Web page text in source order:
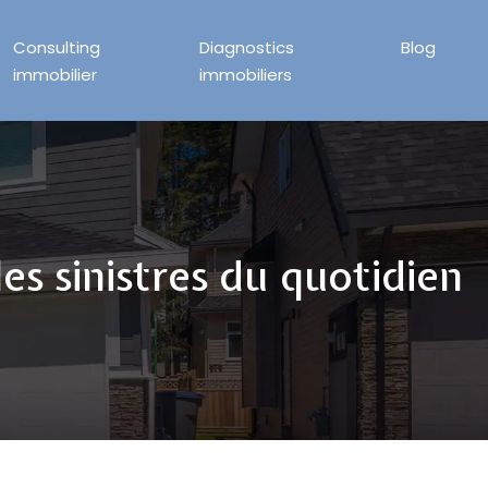
Consulting
immobilier
Diagnostics
immobiliers
Blog
sinistres du quotidien